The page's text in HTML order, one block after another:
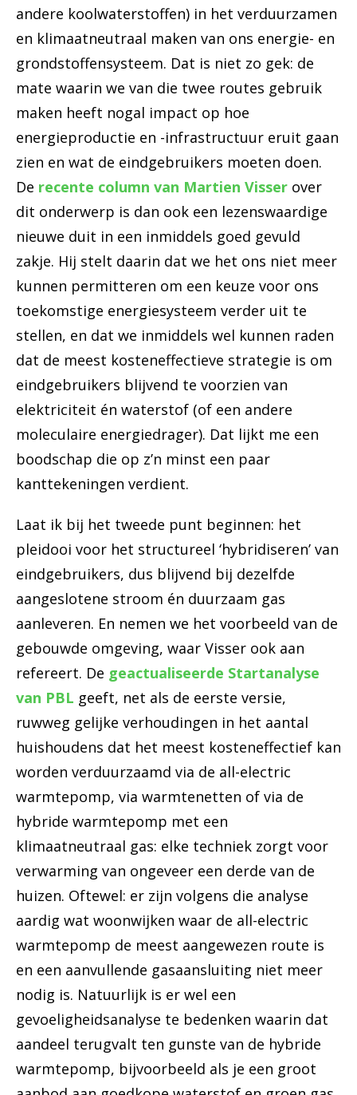
andere koolwaterstoffen) in het verduurzamen
en klimaatneutraal maken van ons energie- en
grondstoffensysteem. Dat is niet zo gek: de
mate waarin we van die twee routes gebruik
maken heeft nogal impact op hoe
energieproductie en -infrastructuur eruit gaan
zien en wat de eindgebruikers moeten doen.
De recente column van Martien Visser over
dit onderwerp is dan ook een lezenswaardige
nieuwe duit in een inmiddels goed gevuld
zakje. Hij stelt daarin dat we het ons niet meer
kunnen permitteren om een keuze voor ons
toekomstige energiesysteem verder uit te
stellen, en dat we inmiddels wel kunnen raden
dat de meest kosteneffectieve strategie is om
eindgebruikers blijvend te voorzien van
elektriciteit én waterstof (of een andere
moleculaire energiedrager). Dat lijkt me een
boodschap die op z’n minst een paar
kanttekeningen verdient.
Laat ik bij het tweede punt beginnen: het
pleidooi voor het structureel ‘hybridiseren’ van
eindgebruikers, dus blijvend bij dezelfde
aangeslotene stroom én duurzaam gas
aanleveren. En nemen we het voorbeeld van de
gebouwde omgeving, waar Visser ook aan
refereert. De geactualiseerde Startanalyse
van PBL geeft, net als de eerste versie,
ruwweg gelijke verhoudingen in het aantal
huishoudens dat het meest kosteneffectief kan
worden verduurzaamd via de all-electric
warmtepomp, via warmtenetten of via de
hybride warmtepomp met een
klimaatneutraal gas: elke techniek zorgt voor
verwarming van ongeveer een derde van de
huizen. Oftewel: er zijn volgens die analyse
aardig wat woonwijken waar de all-electric
warmtepomp de meest aangewezen route is
en een aanvullende gasaansluiting niet meer
nodig is. Natuurlijk is er wel een
gevoeligheidsanalyse te bedenken waarin dat
aandeel terugvalt ten gunste van de hybride
warmtepomp, bijvoorbeeld als je een groot